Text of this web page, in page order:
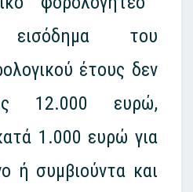
εισόδημα του
έτους δεν
12.000 ευρώ,
1.000 ευρώ για
ή συμβιούντα και